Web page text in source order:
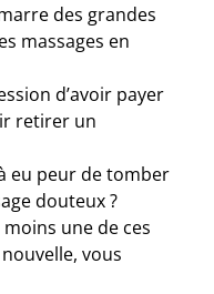
des grandes
massages en
d’avoir payer
retirer un
eu peur de tomber
douteux ?
une de ces
vous